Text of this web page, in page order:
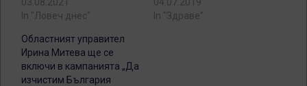
In "Ловеч днес"
In "Здраве"
Областният управител
Ирина Митева ще се
включи в кампанията „Да
изчистим България